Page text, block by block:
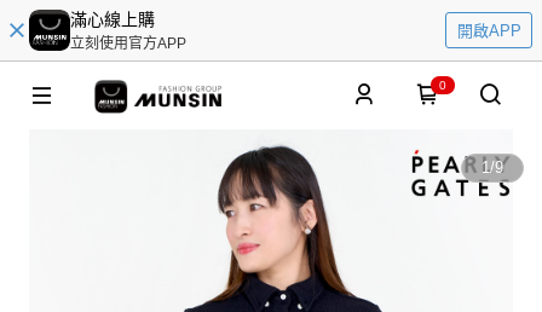
滿心線上購
立刻使用官方APP
開啟APP
0
1/9